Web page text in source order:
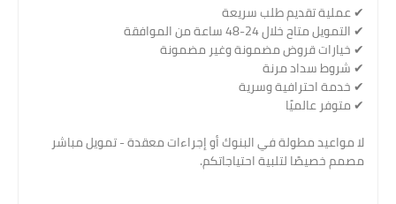
✔ عملية تقديم طلب سريعة
✔ التمويل متاح خلال 24-48 ساعة من الموافقة
✔ خيارات قروض مضمونة وغير مضمونة
✔ شروط سداد مرنة
✔ خدمة احترافية وسرية
✔ متوفر عالميًا
لا مواعيد مطولة في البنوك أو إجراءات معقدة - تمويل مباشر
مصمم خصيصًا لتلبية احتياجاتكم.